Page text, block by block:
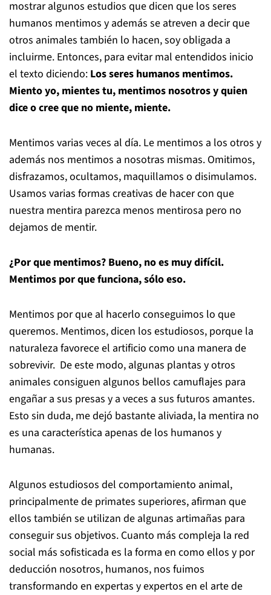
mostrar algunos estudios que dicen que los seres
humanos mentimos y además se atreven a decir que
otros animales también lo hacen, soy obligada a
incluirme. Entonces, para evitar mal entendidos inicio
el texto diciendo: Los seres humanos mentimos.
Miento yo, mientes tu, mentimos nosotros y quien
dice o cree que no miente, miente.
Mentimos varias veces al día. Le mentimos a los otros y
además nos mentimos a nosotras mismas. Omitimos,
disfrazamos, ocultamos, maquillamos o disimulamos.
Usamos varias formas creativas de hacer con que
nuestra mentira parezca menos mentirosa pero no
dejamos de mentir.
¿Por que mentimos? Bueno, no es muy difícil.
Mentimos por que funciona, sólo eso.
Mentimos por que al hacerlo conseguimos lo que
queremos. Mentimos, dicen los estudiosos, porque la
naturaleza favorece el artificio como una manera de
sobrevivir. De este modo, algunas plantas y otros
animales consiguen algunos bellos camuflajes para
engañar a sus presas y a veces a sus futuros amantes.
Esto sin duda, me dejó bastante aliviada, la mentira no
es una característica apenas de los humanos y
humanas.
Algunos estudiosos del comportamiento animal,
principalmente de primates superiores, afirman que
ellos también se utilizan de algunas artimañas para
conseguir sus objetivos. Cuanto más compleja la red
social más sofisticada es la forma en como ellos y por
deducción nosotros, humanos, nos fuimos
transformando en expertas y expertos en el arte de